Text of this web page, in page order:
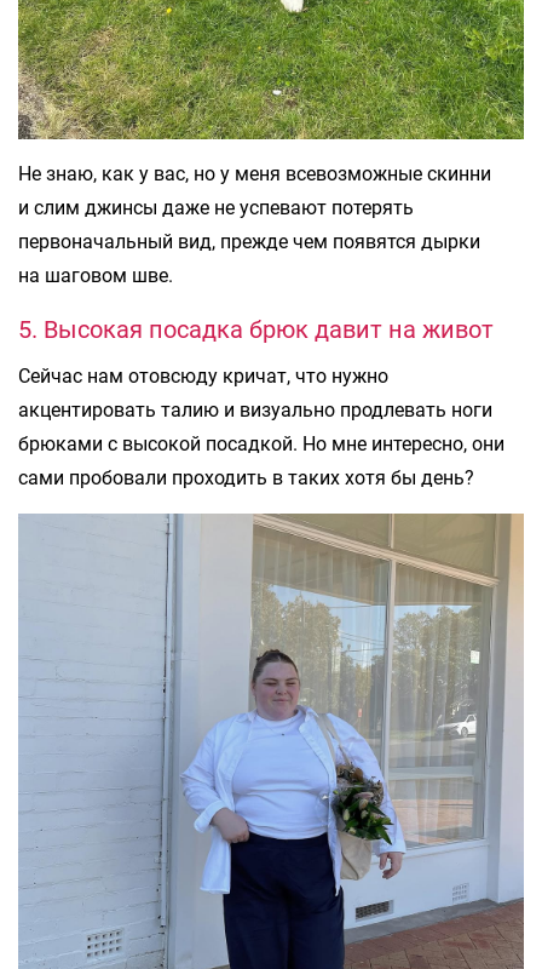
Не знаю, как у вас, но у меня всевозможные скинни
и слим джинсы даже не успевают потерять
первоначальный вид, прежде чем появятся дырки
на шаговом шве.
5. Высокая посадка брюк давит на живот
Сейчас нам отовсюду кричат, что нужно
акцентировать талию и визуально продлевать ноги
брюками с высокой посадкой. Но мне интересно, они
сами пробовали проходить в таких хотя бы день?